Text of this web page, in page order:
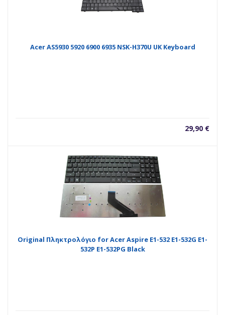
Acer AS5930 5920 6900 6935 NSK-H370U UK Keyboard
29,90 €
Original Πληκτρολόγιο for Acer Aspire E1-532 E1-532G E1-
532P E1-532PG Black